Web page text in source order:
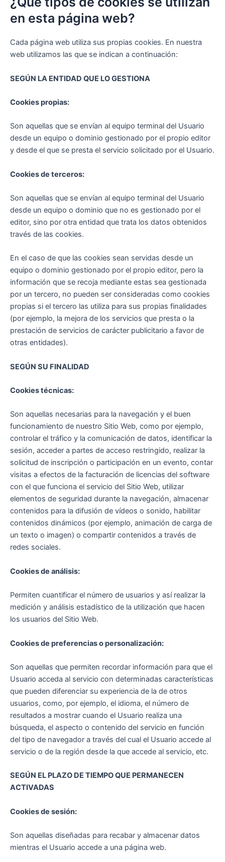
en esta página web?
Cada página web utiliza sus propias cookies. En nuestra
web utilizamos las que se indican a continuación:
SEGÚN LA ENTIDAD QUE LO GESTIONA
Cookies propias:
Son aquellas que se envían al equipo terminal del Usuario
desde un equipo o dominio gestionado por el propio editor
y desde el que se presta el servicio solicitado por el Usuario.
Cookies de terceros:
Son aquellas que se envían al equipo terminal del Usuario
desde un equipo o dominio que no es gestionado por el
editor, sino por otra entidad que trata los datos obtenidos
través de las cookies.
En el caso de que las cookies sean servidas desde un
equipo o dominio gestionado por el propio editor, pero la
información que se recoja mediante estas sea gestionada
por un tercero, no pueden ser consideradas como cookies
propias si el tercero las utiliza para sus propias finalidades
(por ejemplo, la mejora de los servicios que presta o la
prestación de servicios de carácter publicitario a favor de
otras entidades).
SEGÚN SU FINALIDAD
Cookies técnicas:
Son aquellas necesarias para la navegación y el buen
funcionamiento de nuestro Sitio Web, como por ejemplo,
controlar el tráfico y la comunicación de datos, identificar la
sesión, acceder a partes de acceso restringido, realizar la
solicitud de inscripción o participación en un evento, contar
visitas a efectos de la facturación de licencias del software
con el que funciona el servicio del Sitio Web, utilizar
elementos de seguridad durante la navegación, almacenar
contenidos para la difusión de vídeos o sonido, habilitar
contenidos dinámicos (por ejemplo, animación de carga de
un texto o imagen) o compartir contenidos a través de
redes sociales.
Cookies de análisis:
Permiten cuantificar el número de usuarios y así realizar la
medición y análisis estadístico de la utilización que hacen
los usuarios del Sitio Web.
Cookies de preferencias o personalización:
Son aquellas que permiten recordar información para que el
Usuario acceda al servicio con determinadas características
que pueden diferenciar su experiencia de la de otros
usuarios, como, por ejemplo, el idioma, el número de
resultados a mostrar cuando el Usuario realiza una
búsqueda, el aspecto o contenido del servicio en función
del tipo de navegador a través del cual el Usuario accede al
servicio o de la región desde la que accede al servicio, etc.
SEGÚN EL PLAZO DE TIEMPO QUE PERMANECEN
ACTIVADAS
Cookies de sesión:
Son aquellas diseñadas para recabar y almacenar datos
mientras el Usuario accede a una página web.